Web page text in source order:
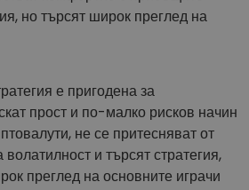
но търсят широк преглед на
е пригодена за
прост и по-малко рисков начин
не се притесняват от
и търсят стратегия,
преглед на основните играчи